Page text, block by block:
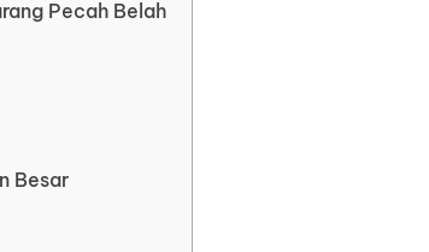
Pecah Belah
Besar